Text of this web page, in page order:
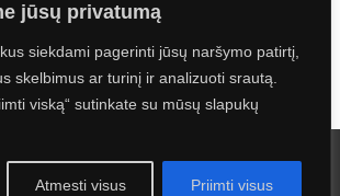
jūsų privatumą
siekdami pagerinti jūsų naršymo patirtį,
skelbimus ar turinį ir analizuoti srautą.
viską“ sutinkate su mūsų slapukų
Atmesti visus Priimti visus
Visos teisės saugomos. Sprendimas:
Navus